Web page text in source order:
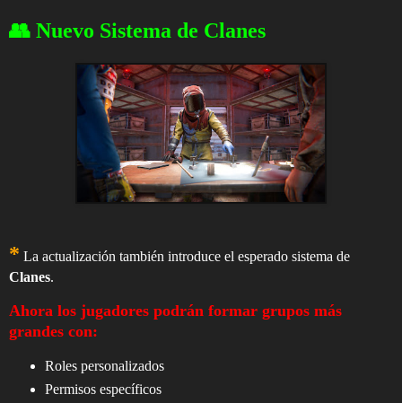
👥 Nuevo Sistema de Clanes
* La actualización también introduce el esperado sistema de
Clanes.
Ahora los jugadores podrán formar grupos más
grandes con:
Roles personalizados
Permisos específicos